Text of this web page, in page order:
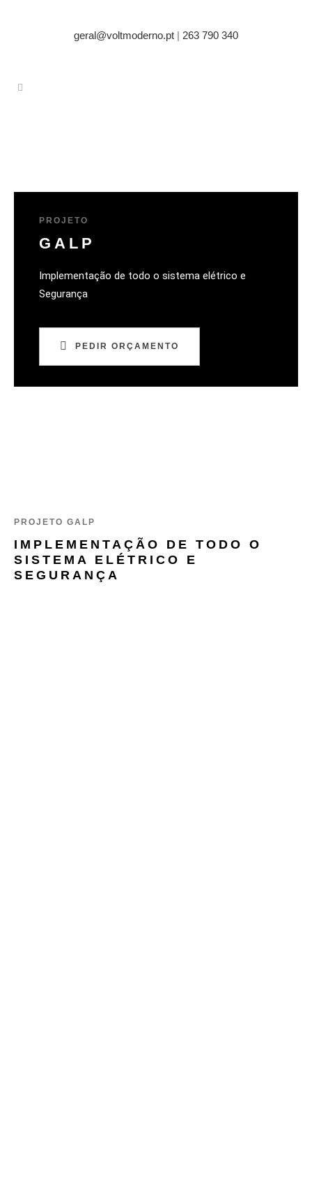
geral@voltmoderno.pt | 263 790 340
PROJETO
GALP
Implementação de todo o sistema elétrico e
Segurança
PEDIR ORÇAMENTO
PROJETO GALP
IMPLEMENTAÇÃO DE TODO O
SISTEMA ELÉTRICO E
SEGURANÇA